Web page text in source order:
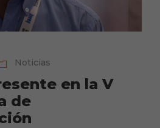
Noticias
en la V
de